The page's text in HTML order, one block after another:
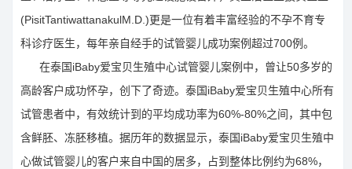
(PisitTantiwattanakulM.D.)更是一位有着丰富经验的不孕不育专
科诊疗医生，每年亲自经手的试管婴儿成功案例超过700例。
在泰国iBaby爱宝贝生殖中心试管婴儿案例中，曾让50多岁的
高龄客户成功怀孕，创下了奇迹。泰国iBaby爱宝贝生殖中心所有
试管患者中，有效统计到的平均成功率为60%-80%之间，其中包
含鲜胚、冻胚移植。据历年的数据显示，泰国iBaby爱宝贝生殖中
心做试管婴儿的客户来自中国的居多，占到整体比例约为68%，